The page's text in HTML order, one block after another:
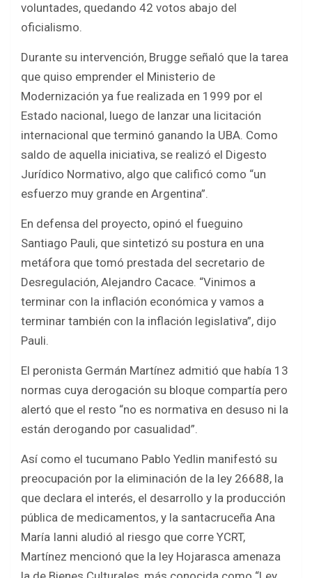
voluntades, quedando 42 votos abajo del
oficialismo.
Durante su intervención, Brugge señaló que la tarea
que quiso emprender el Ministerio de
Modernización ya fue realizada en 1999 por el
Estado nacional, luego de lanzar una licitación
internacional que terminó ganando la UBA. Como
saldo de aquella iniciativa, se realizó el Digesto
Jurídico Normativo, algo que calificó como “un
esfuerzo muy grande en Argentina”.
En defensa del proyecto, opinó el fueguino
Santiago Pauli, que sintetizó su postura en una
metáfora que tomó prestada del secretario de
Desregulación, Alejandro Cacace. “Vinimos a
terminar con la inflación económica y vamos a
terminar también con la inflación legislativa”, dijo
Pauli.
El peronista Germán Martínez admitió que había 13
normas cuya derogación su bloque compartía pero
alertó que el resto “no es normativa en desuso ni la
están derogando por casualidad”.
Así como el tucumano Pablo Yedlin manifestó su
preocupación por la eliminación de la ley 26688, la
que declara el interés, el desarrollo y la producción
pública de medicamentos, y la santacruceña Ana
María Ianni aludió al riesgo que corre YCRT,
Martínez mencionó que la ley Hojarasca amenaza